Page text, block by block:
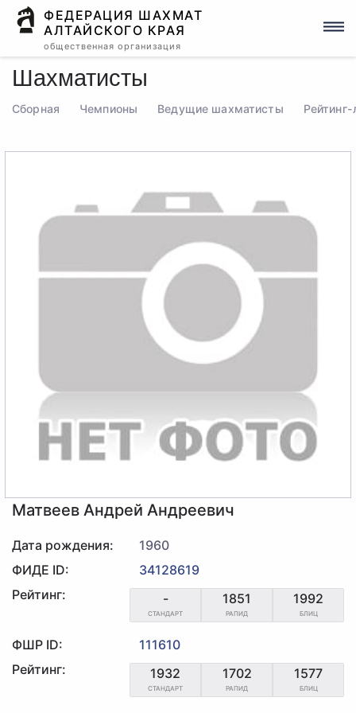
ФЕДЕРАЦИЯ ШАХМАТ
АЛТАЙСКОГО КРАЯ
общественная организация
Шахматисты
Сборная Чемпионы Ведущие шахматисты Рейтинг-
Матвеев Андрей Андреевич
Дата рождения:
1960
ФИДЕ ID:
34128619
Рейтинг:
-
СТАНДАРТ
1851
РАПИД
1992
БЛИЦ
ФШР ID:
111610
Рейтинг:
1932
СТАНДАРТ
1702
РАПИД
1577
БЛИЦ